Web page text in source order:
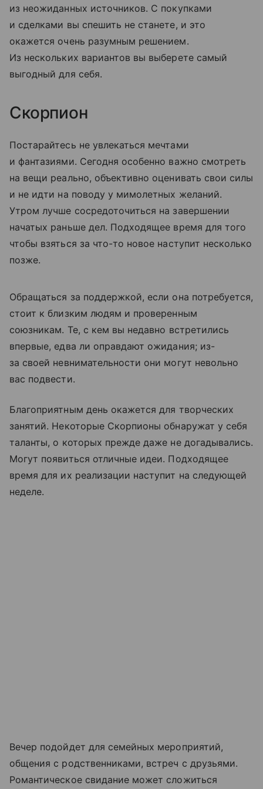
из неожиданных источников. С покупками
и сделками вы спешить не станете, и это
окажется очень разумным решением.
Из нескольких вариантов вы выберете самый
выгодный для себя.
Скорпион
Постарайтесь не увлекаться мечтами
и фантазиями. Сегодня особенно важно смотреть
на вещи реально, объективно оценивать свои силы
и не идти на поводу у мимолетных желаний.
Утром лучше сосредоточиться на завершении
начатых раньше дел. Подходящее время для того
чтобы взяться за что-то новое наступит несколько
позже.
Обращаться за поддержкой, если она потребуется,
стоит к близким людям и проверенным
союзникам. Те, с кем вы недавно встретились
впервые, едва ли оправдают ожидания; из-
за своей невнимательности они могут невольно
вас подвести.
Благоприятным день окажется для творческих
занятий. Некоторые Скорпионы обнаружат у себя
таланты, о которых прежде даже не догадывались.
Могут появиться отличные идеи. Подходящее
время для их реализации наступит на следующей
неделе.
Вечер подойдет для семейных мероприятий,
общения с родственниками, встреч с друзьями.
Романтическое свидание может сложиться